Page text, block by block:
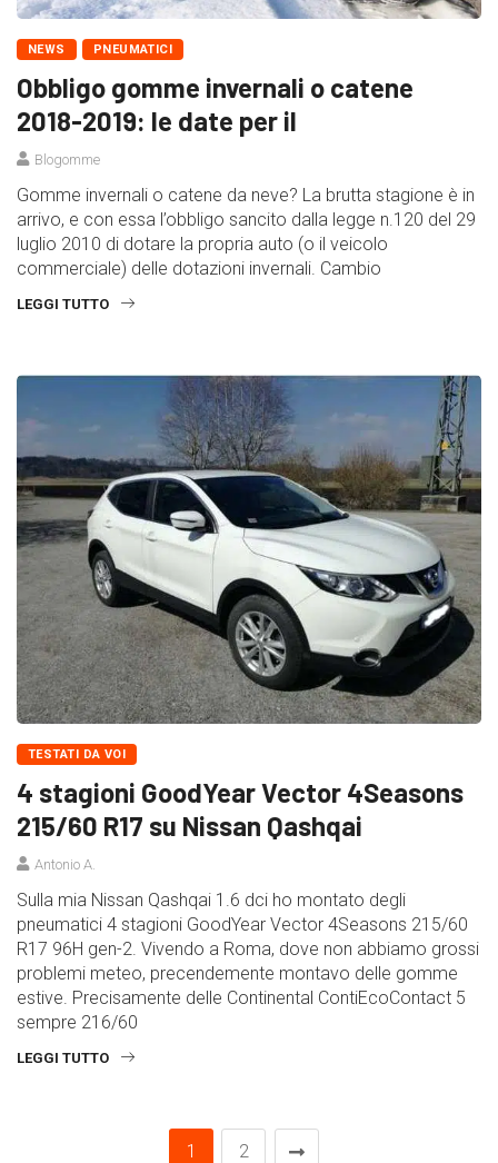
NEWS PNEUMATICI
Obbligo gomme invernali o catene
2018-2019: le date per il
Blogomme
Gomme invernali o catene da neve? La brutta stagione è in
arrivo, e con essa l’obbligo sancito dalla legge n.120 del 29
luglio 2010 di dotare la propria auto (o il veicolo
commerciale) delle dotazioni invernali. Cambio
LEGGI TUTTO
TESTATI DA VOI
4 stagioni GoodYear Vector 4Seasons
215/60 R17 su Nissan Qashqai
Antonio A.
Sulla mia Nissan Qashqai 1.6 dci ho montato degli
pneumatici 4 stagioni GoodYear Vector 4Seasons 215/60
R17 96H gen-2. Vivendo a Roma, dove non abbiamo grossi
problemi meteo, precendemente montavo delle gomme
estive. Precisamente delle Continental ContiEcoContact 5
sempre 216/60
LEGGI TUTTO
1 2